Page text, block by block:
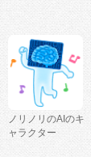
ノリノリのAIのキ
ャラクター